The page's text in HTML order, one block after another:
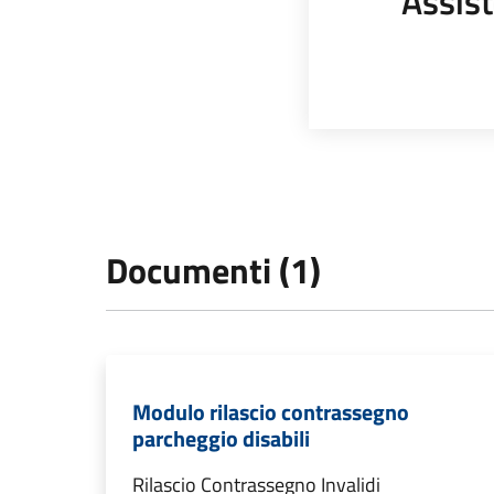
Documenti (1)
Modulo rilascio contrassegno
parcheggio disabili
Rilascio Contrassegno Invalidi